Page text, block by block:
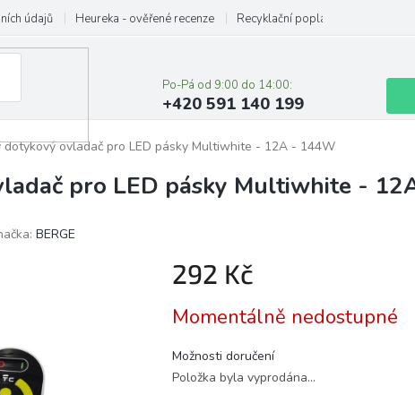
údajů Heureka - ověřené recenze Recyklační poplatky
Po-Pá od 9:00 do 14:00:
+420 591 140 199
dotykový ovladač pro LED pásky Multiwhite - 12A - 144W
pro LED pásky Multiwhite -
BERGE
292 Kč
cena:
Momentálně nedostupné
Možnosti doručení
Položka byla vyprodána…